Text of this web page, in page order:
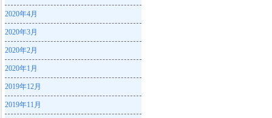
2020年4月
2020年3月
2020年2月
2020年1月
2019年12月
2019年11月